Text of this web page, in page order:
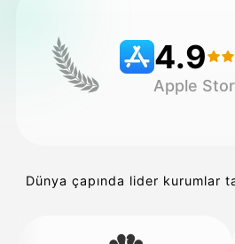
4.9
Apple
Dünya çapında lider kurumlar